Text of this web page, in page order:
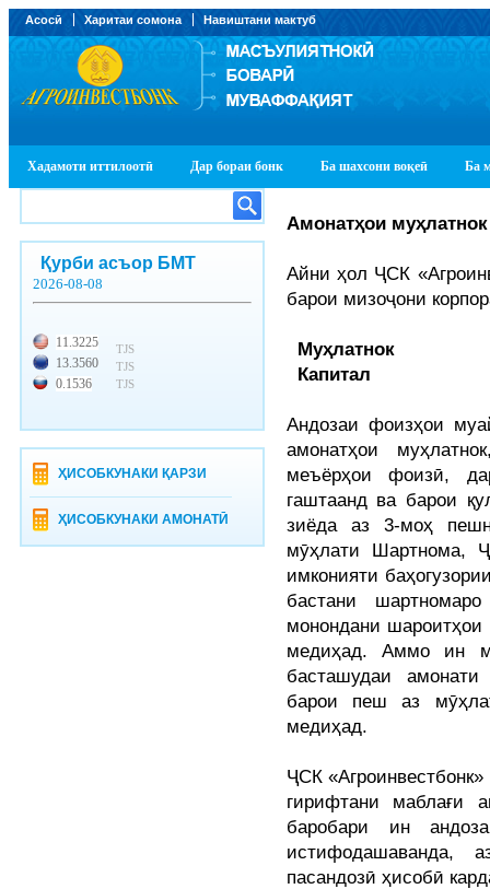
Асосӣ Харитаи сомона Навиштани мактуб
Хадамоти иттилоотӣ Дар бораи бонк Ба шахсони воқеӣ Ба
Қурби асъор БМТ
2026-08-08
11.3225
13.3560
0.1536
TJS
TJS
TJS
ҲИСОБКУНАКИ ҚАРЗИ
ҲИСОБКУНАКИ АМОНАТӢ
Амонатҳои муҳлатнок
Айни ҳол ҶСК
барои мизоҷони
Муҳлатнок
Капитал
Андозаи фоизҳои
амонатҳои
меъёрҳои фоизӣ,
гаштаанд ва барои
зиёда аз 3-моҳ
мӯҳлати Шартнома,
имконияти
бастани
монондани
медиҳад. Аммо ин
басташудаи
барои пеш аз
медиҳад.
ҶСК
гирифтани маблағи
баробари ин
истифодашаванда,
пасандозӣ ҳисобӣ